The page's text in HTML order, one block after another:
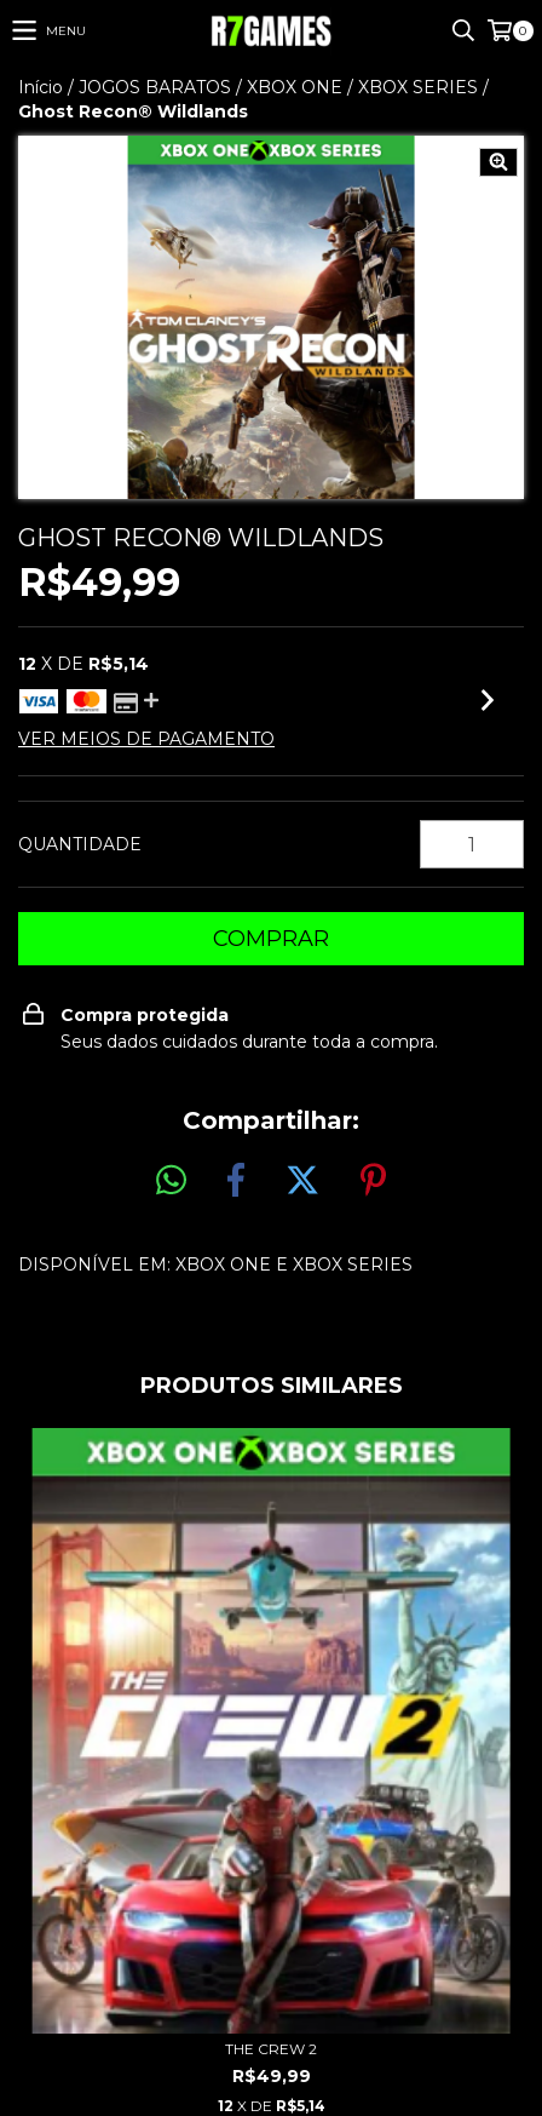
MENU 0
Início / JOGOS BARATOS / XBOX ONE / XBOX SERIES /
Ghost Recon® Wildlands
GHOST RECON® WILDLANDS
R$49,99
12 X DE R$5,14
VER MEIOS DE PAGAMENTO
QUANTIDADE
Compra protegida
Seus dados cuidados durante toda a compra.
Compartilhar:
DISPONÍVEL EM: XBOX ONE E XBOX SERIES
PRODUTOS SIMILARES
THE CREW 2
R$49,99
12 X DE R$5,14